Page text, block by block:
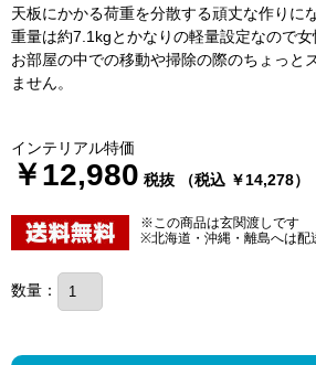
天板にかかる荷重を分散する頑丈な作りに
重量は約7.1kgとかなりの軽量設定なので女
お部屋の中での移動や掃除の際のちょっと
ません。
インテリアル特価
￥12,980 税抜 （税込 ￥14,278）
※この商品は玄関渡しです
※北海道・沖縄・離島へは配
数量：